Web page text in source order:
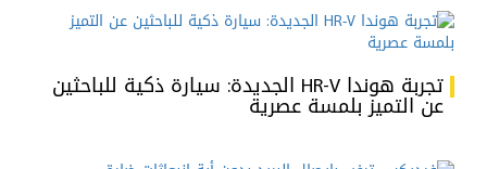
تجربة هوندا HR-V الجديدة: سيارة ذكية للباحثين
عن التميز بلمسة عصرية